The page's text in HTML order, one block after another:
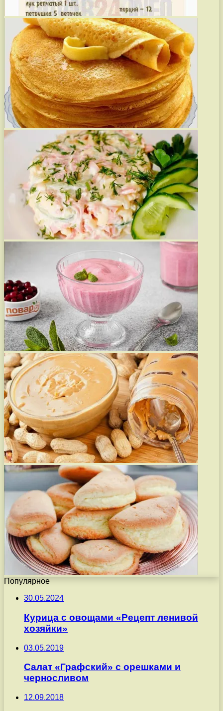
Популярное
30.05.2024
Курица с овощами «Рецепт ленивой
хозяйки»
03.05.2019
Салат «Графский» с орешками и
черносливом
12.09.2018